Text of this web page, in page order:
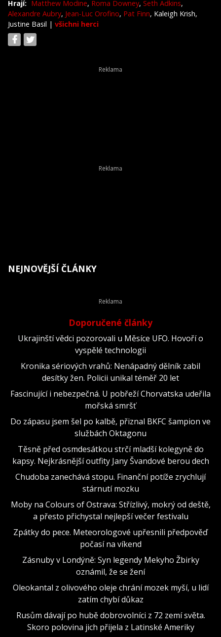
Hrají: Matthew Modine, Roma Downey, Seth Adkins,
Alexandre Aubry, Jean-Luc Orofino, Pat Finn, Kaleigh Krish,
Justine Basil | všichni herci
NEJNOVĚJŠÍ ČLÁNKY
Doporučené články
Ukrajinští vědci pozorovali u Měsíce UFO. Hovoří o
vyspělé technologii
Kronika sériových vrahů: Nenápadný dělník zabil
desítky žen. Policii unikal téměř 20 let
Fascinující i nebezpečná. U pobřeží Chorvatska udeřila
mořská smršť
Do zápasu jsem šel po kalbě, přiznal BKFC šampion ve
službách Oktagonu
Těsně před osmdesátkou strčí mladší kolegyně do
kapsy. Nejkrásnější outfity Jany Švandové berou dech
Chudoba zanechává stopu. Finanční potíže zrychlují
stárnutí mozku
Moby na Colours of Ostrava: Střízlivý, mokrý od deště,
a přesto přichystal nejlepší večer festivalu
Zpátky do pece. Meteorologové upřesnili předpověď
počasí na víkend
Zásnuby v Londýně: Syn legendy Mekyho Žbirky
oznámil, že se žení
Oleokantal z olivového oleje chrání mozek myší, u lidí
zatím chybí důkaz
Rusům dávají po hubě dobrovolníci z 72 zemí světa.
Skoro polovina jich přijela z Latinské Ameriky